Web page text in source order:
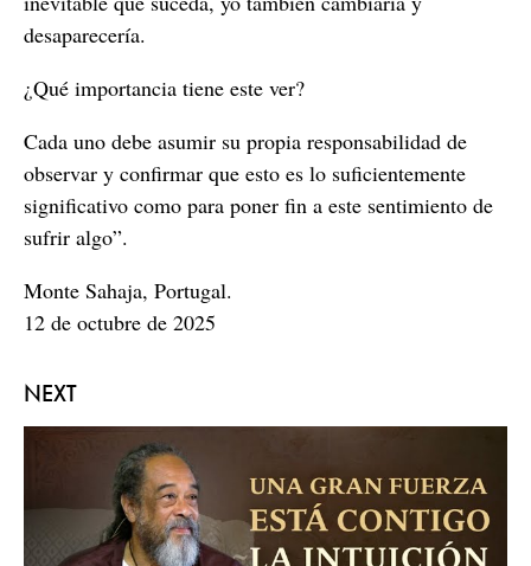
NEXT
desaparecería.
¿Qué importancia tiene este ver?
Cada uno debe asumir su propia responsabilidad de
observar y confirmar que esto es lo suficientemente
significativo como para poner fin a este sentimiento de
sufrir algo”.
Monte Sahaja, Portugal.
12 de octubre de 2025